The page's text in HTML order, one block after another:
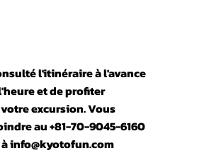
l'itinéraire à l'avance
et de profiter
excursion. Vous
au +81-70-9045-6160
info@kyotofun.com